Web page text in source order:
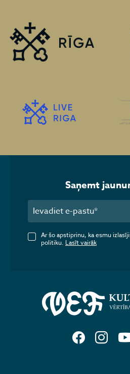
Saņemt
Ar šo apstiprinu, ka esmu
politiku. Lasīt vairāk